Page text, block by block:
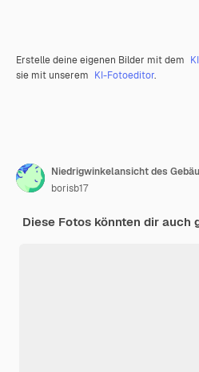
Erstelle deine eigenen Bilder mit dem
sie mit unserem KI-Fotoeditor.
Niedrigwinkelansicht des
borisb17
Diese Fotos könnten dir auch